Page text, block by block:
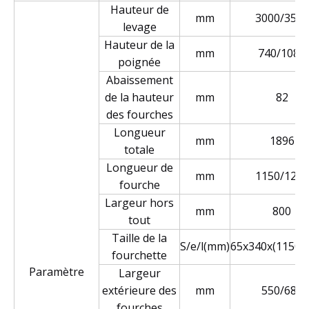
Paramètre
Hauteur de
levage
mm
3000/3500
Hauteur de la
poignée
mm
740/1080
Abaissement
de la hauteur
des fourches
mm 82
Longueur
totale
mm
1896
Longueur de
fourche
mm
1150/1200
Largeur hors
tout
mm
800
Taille de la
fourchette
S/e/l(mm)65x340x(1150/
Largeur
extérieure des
mm 550/685